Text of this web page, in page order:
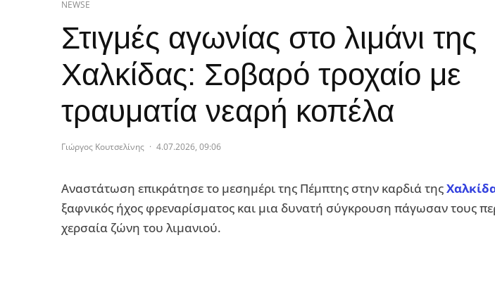
NEWSE
Στιγμές αγωνίας στο λιμάνι της
Χαλκίδας: Σοβαρό τροχαίο με
τραυματία νεαρή κοπέλα
Γιώργος Κουτσελίνης · 4.07.2026, 09:06
Αναστάτωση επικράτησε το μεσημέρι της Πέμπτης στην καρδιά της
ξαφνικός ήχος φρεναρίσματος και μια δυνατή σύγκρουση πάγωσαν τους
χερσαία ζώνη του λιμανιού.